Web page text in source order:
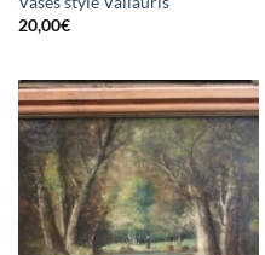
20,00€